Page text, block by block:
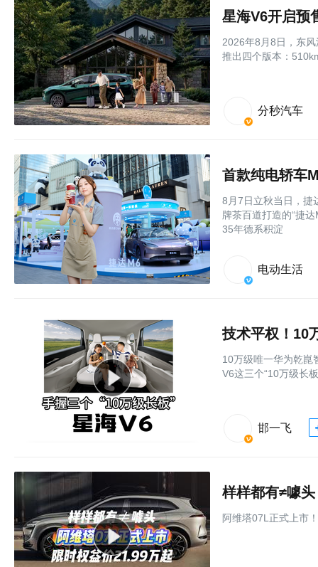
2026年8月8日，东
推出四个版本：
分秒汽车
首款纯电轿车
8月7日立秋当日，捷
牌茶百道打造的“捷
35年德系积淀
电动生活
技术平权！10
10万级唯一华为乾崑
V6这三个“10万级长
邯一飞
样样都有≠噱
阿维塔07L正式上市